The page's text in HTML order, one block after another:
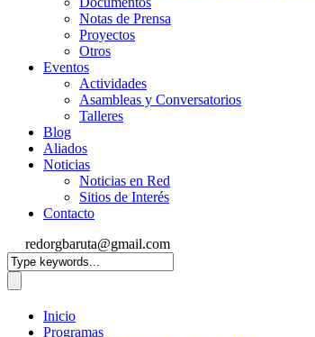
Notas de Prensa
Proyectos
Otros
Eventos
Actividades
Asambleas y Conversatorios
Talleres
Blog
Aliados
Noticias
Noticias en Red
Sitios de Interés
Contacto
redorgbaruta@gmail.com
Inicio
Programas